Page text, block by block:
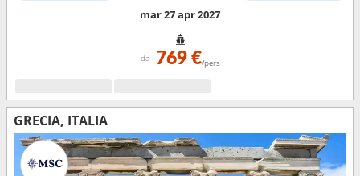
mar 27 apr 2027
da 769 €/pers
GRECIA, ITALIA